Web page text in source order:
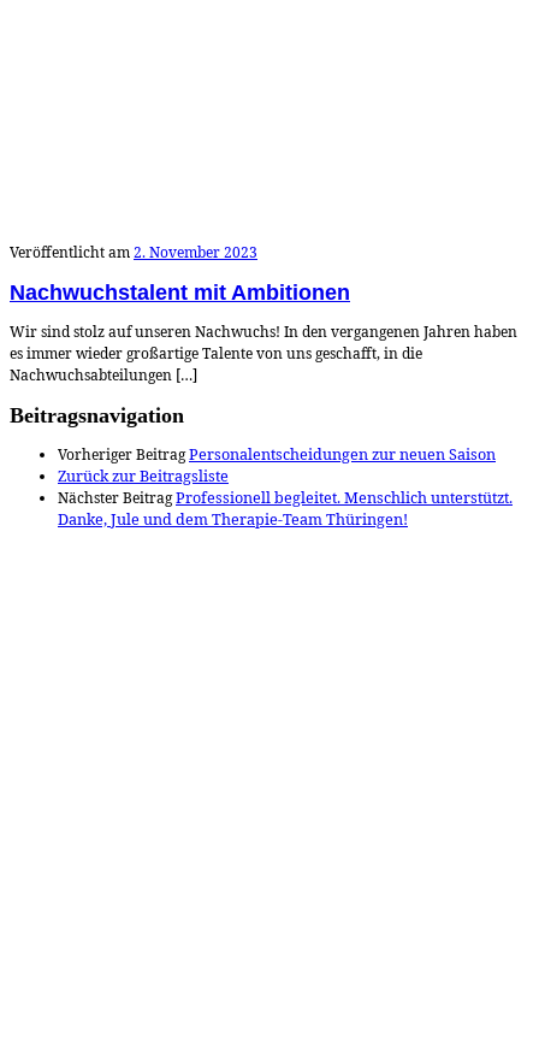
Veröffentlicht am2. November 2023
Nachwuchstalent mit Ambitionen
Wir sind stolz auf unseren Nachwuchs! In den vergangenen Jahren haben
es immer wieder großartige Talente von uns geschafft, in die
Nachwuchsabteilungen […]
Beitragsnavigation
Vorheriger BeitragPersonalentscheidungen zur neuen Saison
Zurück zur Beitragsliste
Nächster BeitragProfessionell begleitet. Menschlich unterstützt.
Danke, Jule und dem Therapie-Team Thüringen!